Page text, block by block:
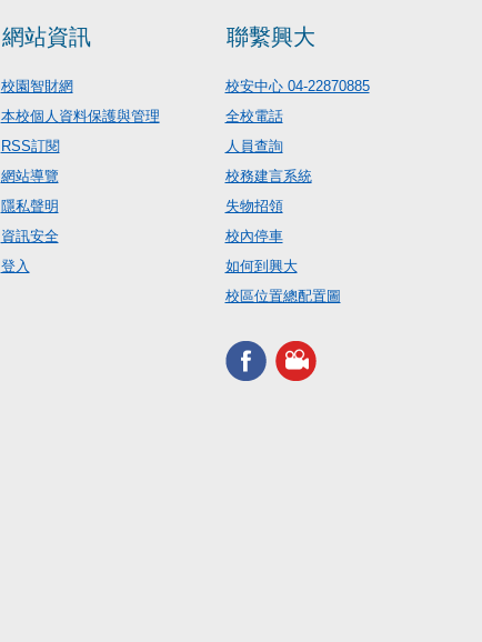
網站資訊
校園智財網
本校個人資料保護與管理
RSS訂閱
網站導覽
隱私聲明
資訊安全
登入
聯繫興大
校安中心 04-22870885
全校電話
人員查詢
校務建言系統
失物招領
校內停車
如何到興大
校區位置總配置圖